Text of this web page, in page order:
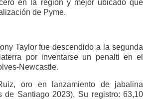
en la región y mejor ubicado que
de Pyme.
Taylor fue descendido a la segunda
por inventarse un penalti en el
Newcastle.
oro en lanzamiento de jabalina
de Santiago 2023). Su registro: 63,10